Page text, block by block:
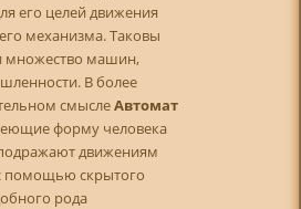
его целей движения
механизма. Таковы
множество машин,
В более
смыслеАвтомат
форму человека
движениям
помощью скрытого
рода